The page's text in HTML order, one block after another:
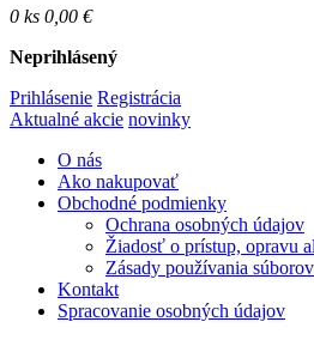
0 ks 0,00 €
Neprihlásený
Prihlásenie Registrácia
Aktualné akcie novinky
O nás
Ako nakupovať
Obchodné podmienky
Ochrana osobných údajov
Žiadosť o prístup, opravu
Zásady používania
Kontakt
Spracovanie osobných údajov